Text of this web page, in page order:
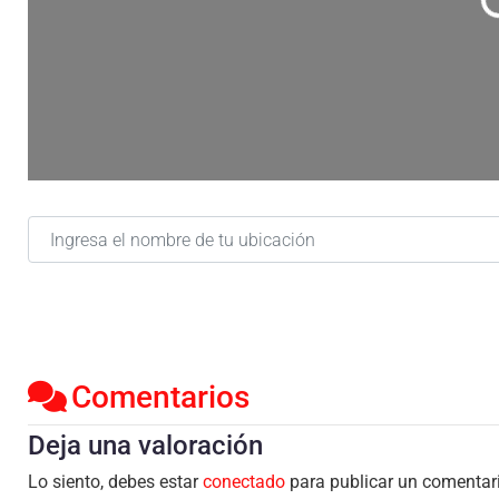
Ingresa el nombre de tu ubicación
Comentarios
Deja una valoración
Lo siento, debes estarconectado para publicar un